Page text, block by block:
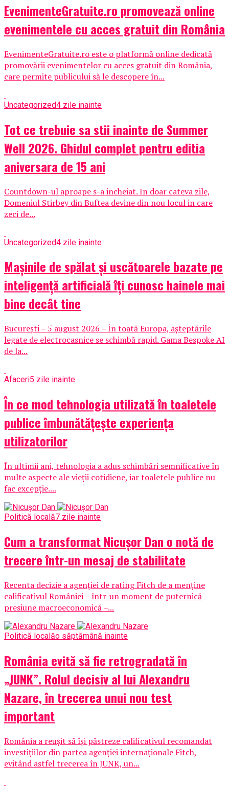
EvenimenteGratuite.ro promovează online
evenimentele cu acces gratuit din România
EvenimenteGratuite.ro este o platformă online dedicată
promovării evenimentelor cu acces gratuit din România,
care permite publicului să le descopere în...
Uncategorized4 zile inainte
Tot ce trebuie sa stii inainte de Summer
Well 2026. Ghidul complet pentru editia
aniversara de 15 ani
Countdown-ul aproape s-a incheiat. In doar cateva zile,
Domeniul Stirbey din Buftea devine din nou locul in care
zeci de...
Uncategorized4 zile inainte
Mașinile de spălat și uscătoarele bazate pe
inteligență artificială îți cunosc hainele mai
bine decât tine
București – 5 august 2026 – În toată Europa, așteptările
legate de electrocasnice se schimbă rapid. Gama Bespoke AI
de la...
Afaceri5 zile inainte
În ce mod tehnologia utilizată în toaletele
publice îmbunătățește experiența
utilizatorilor
În ultimii ani, tehnologia a adus schimbări semnificative în
multe aspecte ale vieții cotidiene, iar toaletele publice nu
fac excepție....
Politică locală7 zile inainte
Cum a transformat Nicușor Dan o notă de
trecere într-un mesaj de stabilitate
Recenta decizie a agenției de rating Fitch de a menține
calificativul României – într-un moment de puternică
presiune macroeconomică –...
Politică localăo săptămână inainte
România evită să fie retrogradată în
„JUNK”. Rolul decisiv al lui Alexandru
Nazare, în trecerea unui nou test
important
România a reușit să își păstreze calificativul recomandat
investițiilor din partea agenției internaționale Fitch,
evitând astfel trecerea în JUNK, un...